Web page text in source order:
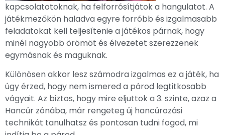
kapcsolatotoknak, ha felforrósítjátok a hangulatot. A
játékmezőkön haladva egyre forróbb és izgalmasabb
feladatokat kell teljesítenie a játékos párnak, hogy
minél nagyobb örömöt és élvezetet szerezzenek
egymásnak és maguknak.
Különösen akkor lesz számodra izgalmas ez a játék, ha
úgy érzed, hogy nem ismered a párod legtitkosabb
vágyait. Az biztos, hogy mire eljuttok a 3. szinte, azaz a
Hancúr zónába, már rengeteg új hancúrozási
technikát tanulhatsz és pontosan tudni fogod, mi